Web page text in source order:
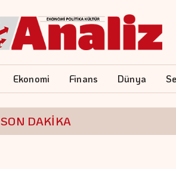
Ekonomi Finans Dünya
SON DAKİKA